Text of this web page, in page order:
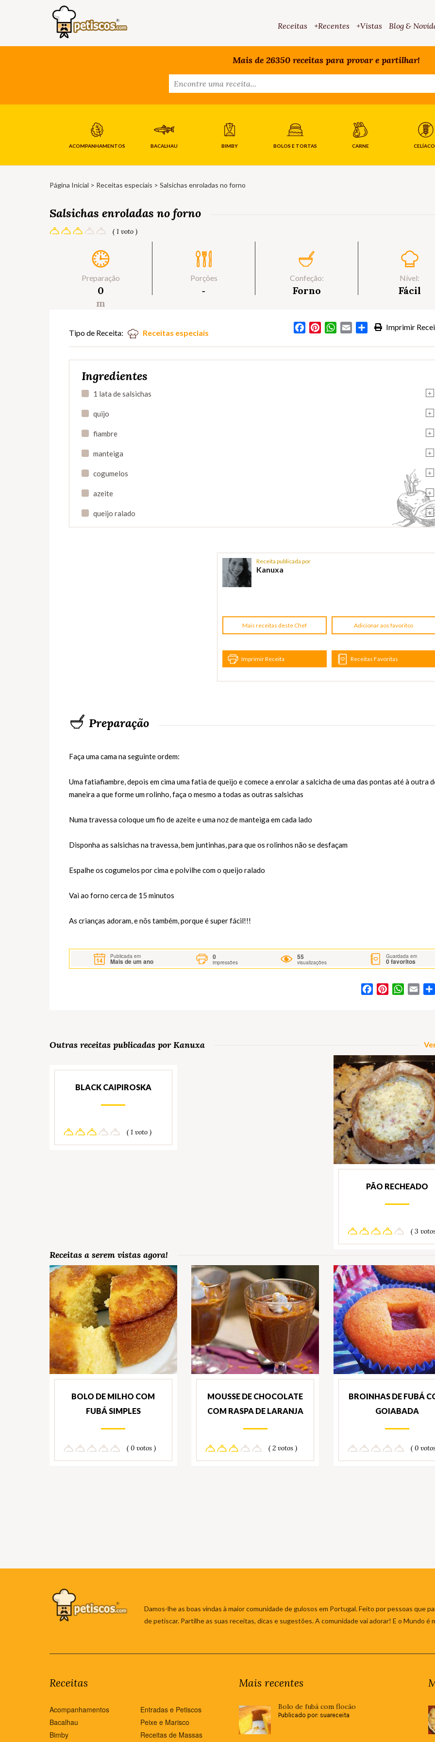
Receitas +Recentes +Vistas Blog &
Mais de 26350 receitas para provar e partilhar!
ACOMPANHAMENTOS BACALHAU BIMBY BOLOS E TORTAS CARNE
Página Inicial > Receitas especiais > Salsichas enroladas no forno
Salsichas enroladas no forno
( 1 voto )
Preparação
0
m
Porções
‐
Confeção:
Forno
Nível:
Fácil
Imprimir
FacebookPinterestWhatsApp
Email Partilhar
Tipo de Receita: Receitas especiais
Ingredientes
+
1 lata de salsichas
+
quijo
+
fiambre
+
manteiga
+
cogumelos
+
azeite
+
queijo ralado
Receita publicada por
Kanuxa
Mais receitas deste Chef Adicionar aos favoritos
Imprimir Receita Receitas Favoritas
Preparação
Faça uma cama na seguinte ordem:
Uma fatiafiambre, depois em cima uma fatia de queijo e comece a enrolar a salcicha de uma das pontas até à outra
maneira a que forme um rolinho, faça o mesmo a todas as outras salsichas
Numa travessa coloque um fio de azeite e uma noz de manteiga em cada lado
Disponha as salsichas na travessa, bem juntinhas, para que os rolinhos não se desfaçam
Espalhe os cogumelos por cima e polvilhe com o queijo ralado
Vai ao forno cerca de 15 minutos
As crianças adoram, e nõs também, porque é super fácil!!!
Publicada em
Mais de um ano
0
impressões
55
visualizações
Guardada em
0favoritos
FacebookPinterest
Outras receitas publicadas por Kanuxa
BLACK CAIPIROSKA
( 1 voto )
PÃO RECHEADO
( 3
Receitas a serem vistas agora!
BOLO DE MILHO COM
FUBÁ SIMPLES
( 0 votos )
MOUSSE DE CHOCOLATE
COM RASPA DE LARANJA
( 2 votos )
BROINHAS DE FUBÁ
GOIABADA
( 0
Damos-lhe as boas vindas à maior comunidade de gulosos em Portugal. Feito por pessoas que
de petiscar. Partilhe as suas receitas, dicas e sugestões. A comunidade vai adorar! E o Mundo é
Receitas
Acompanhamentos
Bacalhau
Bimby
Entradas e Petiscos
Peixe e Marisco
Receitas de Massas
Mais recentes
Bolo de fubá com flocão
Publicado por: suareceita